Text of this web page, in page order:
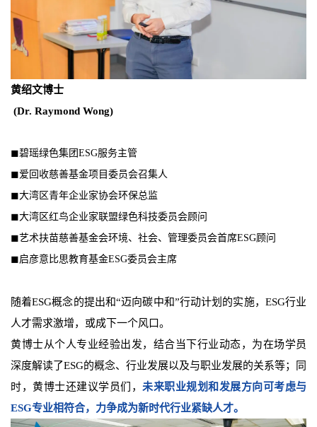
黄绍文博士
(Dr. Raymond Wong)
◼碧瑶绿色集团ESG服务主管
◼爱回收慈善基金项目委员会召集人
◼大湾区青年企业家协会环保总监
◼大湾区红鸟企业家联盟绿色科技委员会顾问
◼艺术扶苗慈善基金会环境、社会、管理委员会首席ESG顾问
◼启彦意比思教育基金ESG委员会主席
随着ESG概念的提出和“迈向碳中和”行动计划的实施，ESG行业
人才需求激增，或成下一个风口。
黄博士从个人专业经验出发，结合当下行业动态，为在场学员
深度解读了ESG的概念、行业发展以及与职业发展的关系等；同
时，黄博士还建议学员们， 未来职业规划和发展方向可考虑与
ESG专业相符合，力争成为新时代行业紧缺人才。